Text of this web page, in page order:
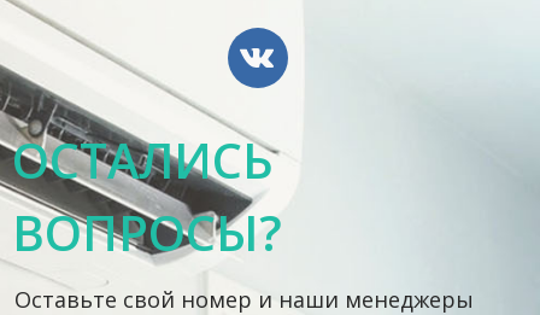
ОСТАЛИСЬ
ВОПРОСЫ?
Оставьте свой номер и наши менеджеры